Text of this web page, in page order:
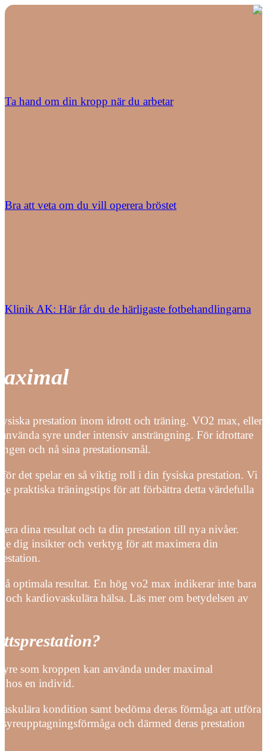
Ta hand om din kropp när du arbetar
Bra att veta om du vill operera bröstet
Klinik AK: Här får du de härligaste fotbehandlingarna
prestation inom idrott och träning. VO2 max, eller
syre under intensiv ansträngning. För idrottare
och nå sina prestationsmål.
det spelar en så viktig roll i din fysiska prestation. Vi
praktiska träningstips för att förbättra detta värdefulla
dina resultat och ta din prestation till nya nivåer.
dig insikter och verktyg för att maximera din
optimala resultat. En hög vo2 max indikerar inte bara
kardiovaskulära hälsa. Läs mer om betydelsen av
som kroppen kan använda under maximal
hos en individ.
kondition samt bedöma deras förmåga att utföra
och därmed deras prestation